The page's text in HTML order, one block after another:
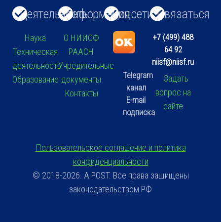
Деятельность
Наука
Техническая
деятельность
Образование
Информация
О НИИСФ
РААСН
Учредительные
документы
Контакты
Соцсети
Telegram
канал
E-mail
подписка
Связаться
+7 (499) 488
64 92
niisf@niisf.ru
Задать
вопрос на
сайте
Пользовательское соглашение и политика
конфиденциальности
© 2018-2026. A.POST. Все права защищены
законодательством РФ